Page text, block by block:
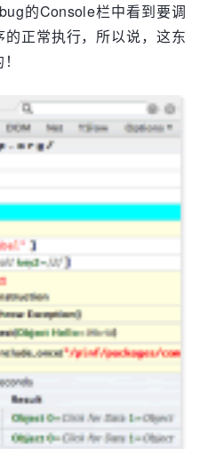
的Console栏中看到要调
正常执行，所以说，这东